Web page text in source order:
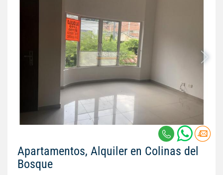
Apartamentos, Alquiler en Colinas del
Bosque